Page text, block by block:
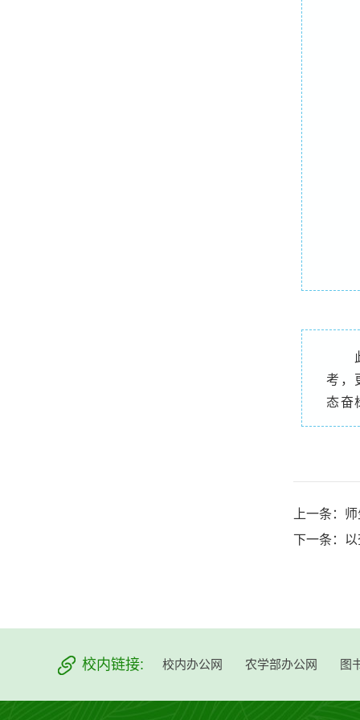
考，
态奋
上一条：
下一条：
校内链接: 校内办公网 农学部办公网 图